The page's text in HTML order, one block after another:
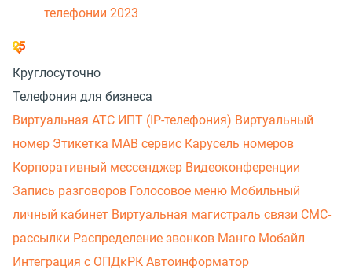
телефонии 2023
Круглосуточно
Телефония для бизнеса
Виртуальная АТС ИПТ (IP-телефония) Виртуальный
номер Этикетка МАВ сервис Карусель номеров
Корпоративный мессенджер Видеоконференции
Запись разговоров Голосовое меню Мобильный
личный кабинет Виртуальная магистраль связи СМС-
рассылки Распределение звонков Манго Мобайл
Интеграция с ОПДкРК Автоинформатор